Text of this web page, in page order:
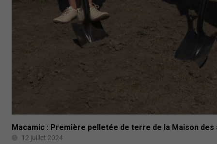
Macamic : Première pelletée de terre de la Maison des
12 juillet 2024